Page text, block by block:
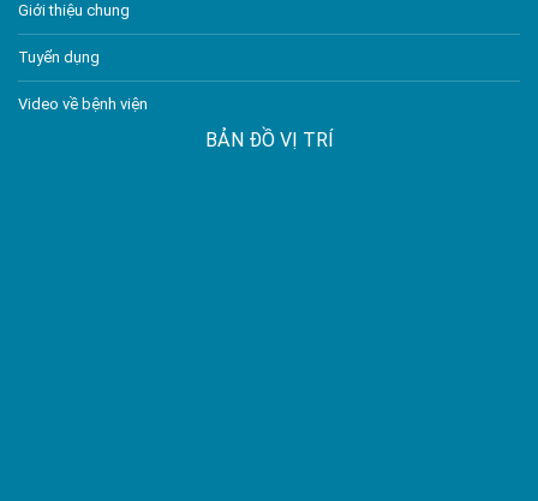
Giới thiệu chung
Tuyển dụng
Video về bệnh viện
BẢN ĐỒ VỊ TRÍ